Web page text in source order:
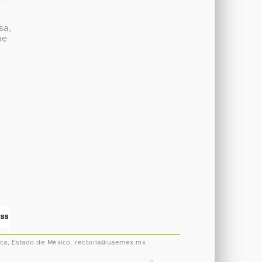
Estado de México. rectoria@uaemex.mx